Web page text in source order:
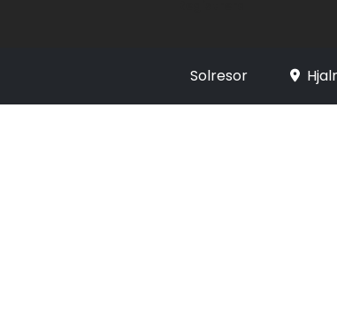
Solresor